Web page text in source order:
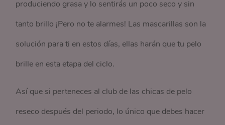
produciendo grasa y lo sentirás un poco seco y sin
tanto brillo ¡Pero no te alarmes! Las mascarillas son la
solución para ti en estos días, ellas harán que tu pelo
brille en esta etapa del ciclo.
Así que si perteneces al club de las chicas de pelo
reseco después del periodo, lo único que debes hacer